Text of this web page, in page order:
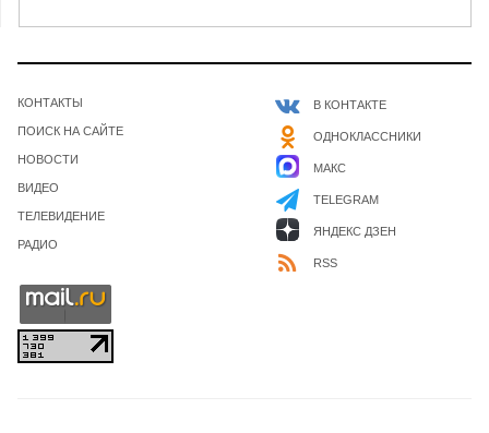
КОНТАКТЫ
ПОИСК НА САЙТЕ
НОВОСТИ
ВИДЕО
ТЕЛЕВИДЕНИЕ
РАДИО
В КОНТАКТЕ
ОДНОКЛАССНИКИ
МАКС
TELEGRAM
ЯНДЕКС ДЗЕН
RSS